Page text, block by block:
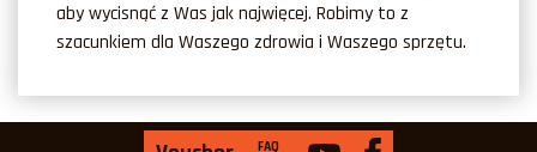
aby wycisnąć z Was jak najwięcej. Robimy to z
szacunkiem dla Waszego zdrowia i Waszego sprzętu.
FAQ